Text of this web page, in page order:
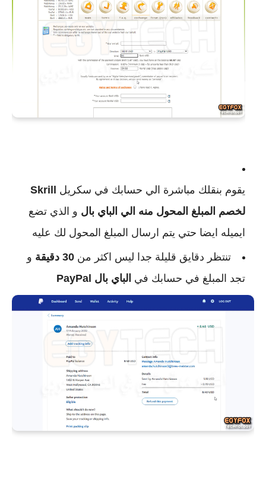
يقوم بنقلك مباشرة الي حسابك في سكريل
Skrill
لخصم المبلغ المحول منه الي الباي بال و الذي تضع
ايميله ايضا حتي يتم ارسال المبلغ المحول لك عليه
تنتظر دقايق قليلة جدا ليس اكثر من
و
تجد المبلغ في حسابك في الباي بال PayPal